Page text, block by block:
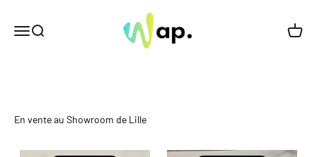
MenuRecherche
Les Vélos Wap
Panier
En vente au Showroom de Lille